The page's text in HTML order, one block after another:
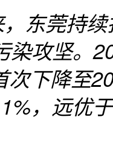
东莞持
染攻坚。
次下降至
，远优